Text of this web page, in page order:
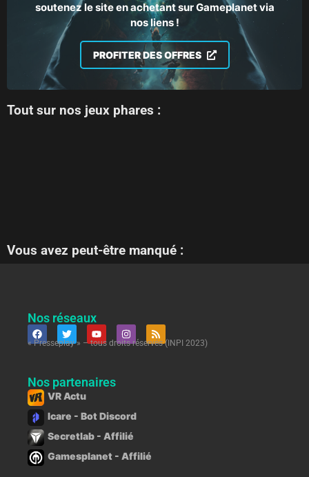
soutenez le site en achetant sur Gameplanet via
nos liens !
PROFITER DES OFFRES
Tout sur nos jeux phares :
Vous avez peut-être manqué :
Nos réseaux
« Presseplay » – tous droits réservés (INPI 2023)
Nos partenaires
VR Actu
Icare - Bot Discord
Secretlab - Affilié
Gamesplanet - Affilié